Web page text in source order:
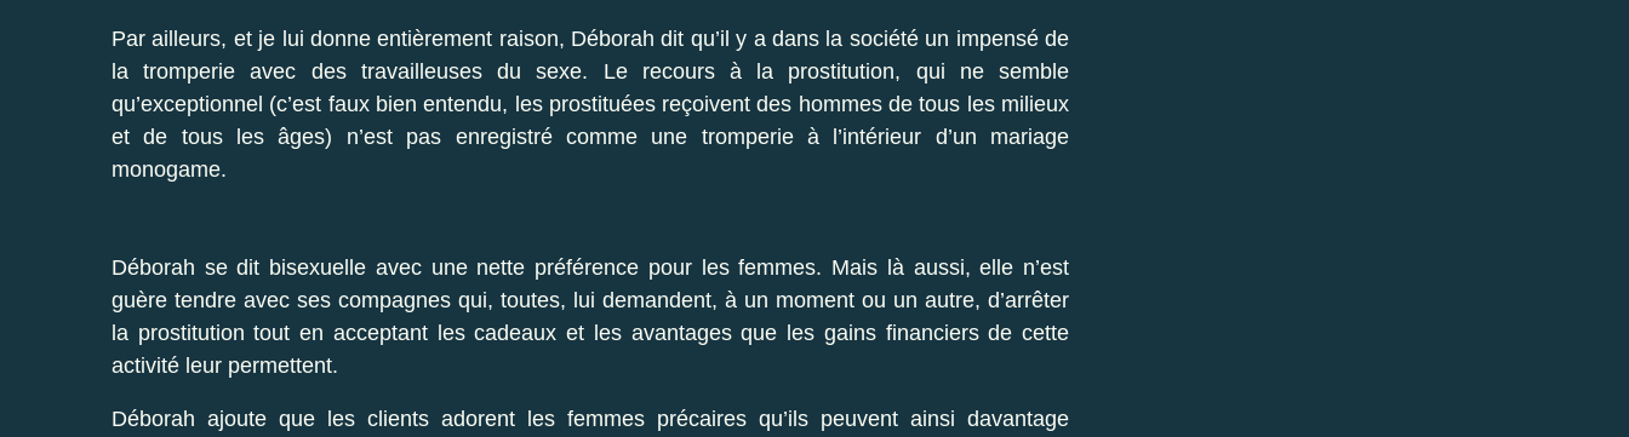
Par ailleurs, et je lui donne entièrement raison, Déborah dit qu’il y a dans la société un impensé de
la tromperie avec des travailleuses du sexe. Le recours à la prostitution, qui ne semble
qu’exceptionnel (c’est faux bien entendu, les prostituées reçoivent des hommes de tous les milieux
et de tous les âges) n’est pas enregistré comme une tromperie à l’intérieur d’un mariage
monogame.
Déborah se dit bisexuelle avec une nette préférence pour les femmes. Mais là aussi, elle n’est
guère tendre avec ses compagnes qui, toutes, lui demandent, à un moment ou un autre, d’arrêter
la prostitution tout en acceptant les cadeaux et les avantages que les gains financiers de cette
activité leur permettent.
Déborah ajoute que les clients adorent les femmes précaires qu’ils peuvent ainsi davantage